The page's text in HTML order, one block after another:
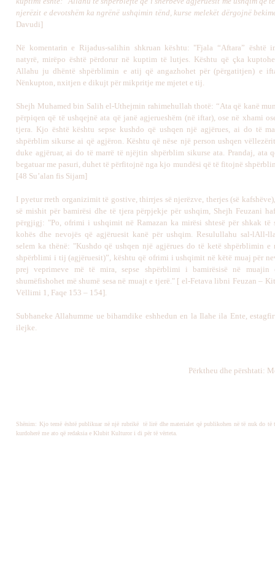
njerëzit e devotshëm ka ngrënë ushqimin tënd, kurse melekët dërgojnë
Davudi]
Në komentarin e Rijadus-salihin shkruan kështu: "Fjala “Aftara” është
natyrë, mirëpo është përdorur në kuptim të lutjes. Kështu që çka
Allahu ju dhëntë shpërblimin e atij që angazhohet për (përgatitjen) e
Nënkupton, nxitjen e dikujt për mikpritje me mjetet e tij.
Shejh Muhamed bin Salih el-Uthejmin rahimehullah thotë: “Ata që kanë
përpiqen që të ushqejnë ata që janë agjerueshëm (në iftar), ose në xhami
tjera. Kjo është kështu sepse kushdo që ushqen një agjërues, ai do të
shpërblim sikurse ai që agjëron. Kështu që nëse një person ushqen
duke agjëruar, ai do të marrë të njëjtin shpërblim sikurse ata. Prandaj, ata
begatuar me pasuri, duhet të përfitojnë nga kjo mundësi që të fitojnë
[48 Su’alan fis Sijam]
I pyetur rreth organizimit të gostive, thirrjes së njerëzve, therjes (së
së mishit për bamirësi dhe të tjera përpjekje për ushqim, Shejh Feuzani
përgjigj: "Po, ofrimi i ushqimit në Ramazan ka mirësi shtesë për shkak të
kohës dhe nevojës që agjëruesit kanë për ushqim. Resulullahu sal-lAll-
selem ka thënë: "Kushdo që ushqen një agjërues do të ketë shpërblimin e
shpërblimi i tij (agjëruesit)”, kështu që ofrimi i ushqimit në këtë muaj për
prej veprimeve më të mira, sepse shpërblimi i bamirësisë në muajin
shumëfishohet më shumë sesa në muajt e tjerë." [ el-Fetava libni Feuzan –
Vëllimi 1, Faqe 153 – 154].
Subhaneke Allahumme ue bihamdike eshhedun en la Ilahe ila Ente,
ilejke.
Përktheu dhe përshtati:
Shënim: Kjo temë është publikuar në një rubrikë të lirë dhe materialet që publikohen në të nuk do të
kurdoherë me ato që redaksia e Klubit Kulturor i di për të vërteta.